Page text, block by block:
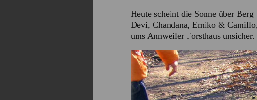
Heute scheint die Sonne über
Devi, Chandana, Emiko &
ums Annweiler Forsthaus unsicher.